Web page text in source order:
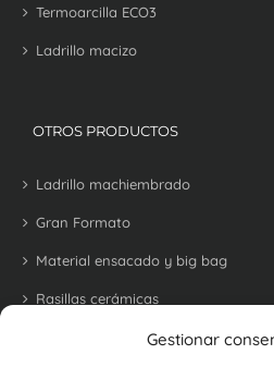
Gestionar
Termoarcilla ECO3
Ladrillo macizo
OTROS PRODUCTOS
Ladrillo machiembrado
Gran Formato
Material ensacado y big bag
Rasillas cerámicas